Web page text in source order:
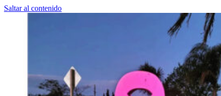
Saltar al contenido